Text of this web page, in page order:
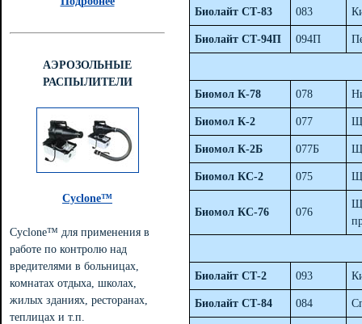
АЭРОЗОЛЬНЫЕ
РАСПЫЛИТЕЛИ
Cyclone™
Cyclone™ для применения в
работе по контролю над
вредителями в больницах,
комнатах отдыха, школах,
жилых зданиях, ресторанах,
теплицах и т.п.
Биолайт СТ-83 083
Биолайт СТ-94П 094П
Биомол К-78 078
Биомол К-2 077
Биомол К-2Б 077Б
Биомол КС-2 075
Биомол КС-76 076
Биолайт СТ-2 093
Биолайт СТ-84 084